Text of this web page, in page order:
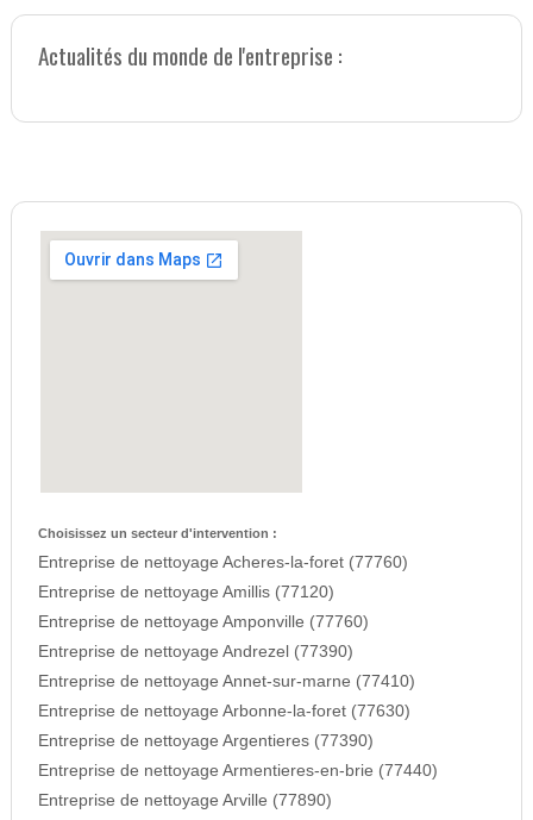
Actualités du monde de l'entreprise :
Choisissez un secteur d'intervention :
Entreprise de nettoyage Acheres-la-foret (77760)
Entreprise de nettoyage Amillis (77120)
Entreprise de nettoyage Amponville (77760)
Entreprise de nettoyage Andrezel (77390)
Entreprise de nettoyage Annet-sur-marne (77410)
Entreprise de nettoyage Arbonne-la-foret (77630)
Entreprise de nettoyage Argentieres (77390)
Entreprise de nettoyage Armentieres-en-brie (77440)
Entreprise de nettoyage Arville (77890)